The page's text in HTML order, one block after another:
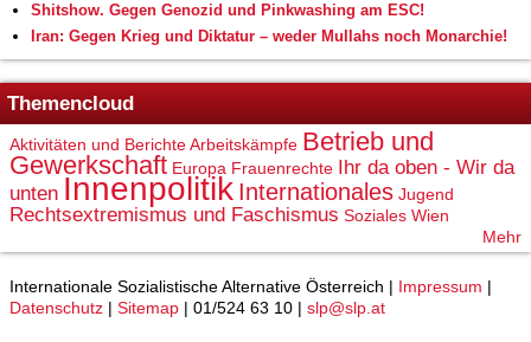
Shitshow. Gegen Genozid und Pinkwashing am ESC!
Iran: Gegen Krieg und Diktatur – weder Mullahs noch Monarchie!
Themencloud
Aktivitäten und BerichteArbeitskämpfe Betrieb und
Gewerkschaft Europa Frauenrechte
Ihr da oben - Wir da
unten Innenpolitik Internationales Jugend
Rechtsextremismus und Faschismus Soziales Wien
Mehr
Internationale Sozialistische Alternative Österreich | Impressum |
Datenschutz | Sitemap | 01/524 63 10 | slp@slp.at